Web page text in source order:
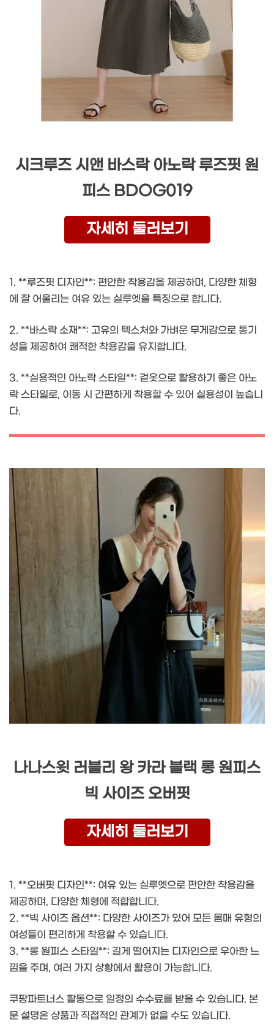
시크루즈 시앤 바스락 아노락 루즈핏 원
피스 BDOG019
자세히 둘러보기
1. **루즈핏 디자인**: 편안한 착용감을 제공하며, 다양한 체형
에 잘 어울리는 여유 있는 실루엣을 특징으로 합니다.
2. **바스락 소재**: 고유의 텍스처와 가벼운 무게감으로 통기
성을 제공하여 쾌적한 착용감을 유지합니다.
3. **실용적인 아노락 스타일**: 겉옷으로 활용하기 좋은 아노
락 스타일로, 이동 시 간편하게 착용할 수 있어 실용성이 높습니
다.
나나스윗 러블리 왕 카라 블랙 롱 원피스
빅 사이즈 오버핏
자세히 둘러보기
1. **오버핏 디자인**: 여유 있는 실루엣으로 편안한 착용감을
제공하며, 다양한 체형에 적합합니다.
2. **빅 사이즈 옵션**: 다양한 사이즈가 있어 모든 몸매 유형의
여성들이 편리하게 착용할 수 있습니다.
3. **롱 원피스 스타일**: 길게 떨어지는 디자인으로 우아한 느
낌을 주며, 여러 가지 상황에서 활용이 가능합니다.
쿠팡파트너스 활동으로 일정의 수수료를 받을 수 있습니다. 본
문 설명은 상품과 직접적인 관계가 없을 수도 있습니다.